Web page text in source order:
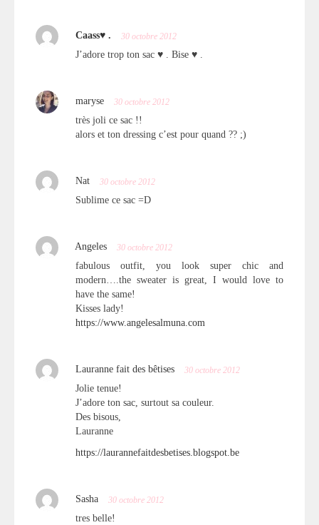
Caass♥ . 30 octobre 2012
J’adore trop ton sac ♥ . Bise ♥ .
maryse 30 octobre 2012
très joli ce sac !!
alors et ton dressing c’est pour quand ?? ;)
Nat 30 octobre 2012
Sublime ce sac =D
Angeles 30 octobre 2012
fabulous outfit, you look super chic and
modern….the sweater is great, I would love to
have the same!
Kisses lady!
https://www.angelesalmuna.com
Lauranne fait des bêtises 30 octobre 2012
Jolie tenue!
J’adore ton sac, surtout sa couleur.
Des bisous,
Lauranne
https://laurannefaitdesbetises.blogspot.be
Sasha 30 octobre 2012
tres belle!